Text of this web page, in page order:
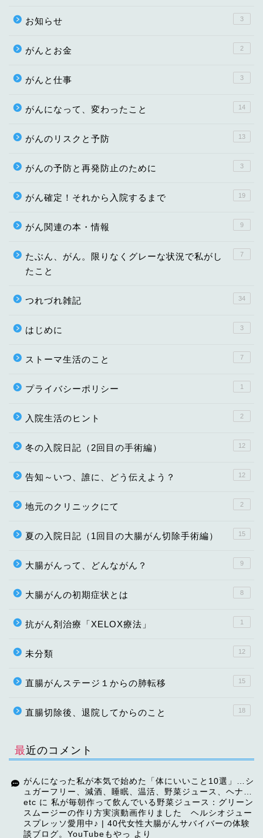
お知らせ 3
がんとお金 2
がんと仕事 3
がんになって、変わったこと 14
がんのリスクと予防 13
がんの予防と再発防止のために 3
がん確定！それから入院するまで 19
がん関連の本・情報 9
たぶん、がん。限りなくグレーな状況で私がし
たこと
7
つれづれ雑記 34
はじめに 3
ストーマ生活のこと 7
プライバシーポリシー 1
入院生活のヒント 2
冬の入院日記（2回目の手術編） 12
告知～いつ、誰に、どう伝えよう？ 12
地元のクリニックにて 2
夏の入院日記（1回目の大腸がん切除手術編） 15
大腸がんって、どんながん？ 9
大腸がんの初期症状とは 8
抗がん剤治療「XELOX療法」 1
未分類 12
直腸がんステージ１からの肺転移 15
直腸切除後、退院してからのこと 18
最近のコメント
がんになった私が本気で始めた「体にいいこと10選」…シ
ュガーフリー、減酒、睡眠、温活、野菜ジュース、ヘナ…
etc に 私が毎朝作って飲んでいる野菜ジュース：グリーン
スムージーの作り方実演動画作りました ヘルシオジュー
スプレッソ愛用中♪ | 40代女性大腸がんサバイバーの体験
談ブログ。YouTubeもやっ より